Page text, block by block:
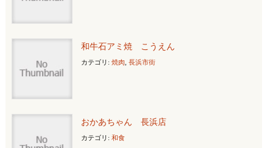
和牛石アミ焼 こうえん
カテゴリ: 焼肉 長浜市街
おかあちゃん 長浜店
カテゴリ: 和食